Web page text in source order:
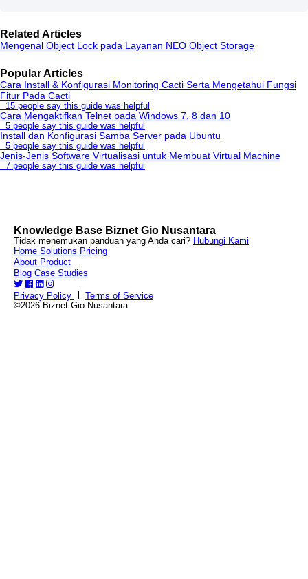
Related Articles
Mengenal Object Lock pada Layanan NEO Object Storage
Popular Articles
Cara Install & Konfigurasi Monitoring Cacti Serta Mengetahui Fungsi
Fitur Pada Cacti
15 people say this guide was helpful
Cara Mengaktifkan Telnet pada Windows 7, 8 dan 10
5 people say this guide was helpful
Install dan Konfigurasi Samba Server pada Ubuntu
5 people say this guide was helpful
Jenis-Jenis Software Virtualisasi untuk Membuat Virtual Machine
7 people say this guide was helpful
Knowledge Base Biznet Gio Nusantara
Tidak menemukan panduan yang Anda cari? Hubungi Kami
Home Solutions Pricing
About Product
Blog Case Studies
Privacy Policy
Terms of Service
©2026 Biznet Gio Nusantara